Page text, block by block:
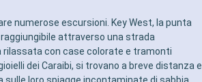
numerose escursioni. Key West, la punta
attraverso una strada
con case colorate e tramonti
dei Caraibi, si trovano a breve distanza e